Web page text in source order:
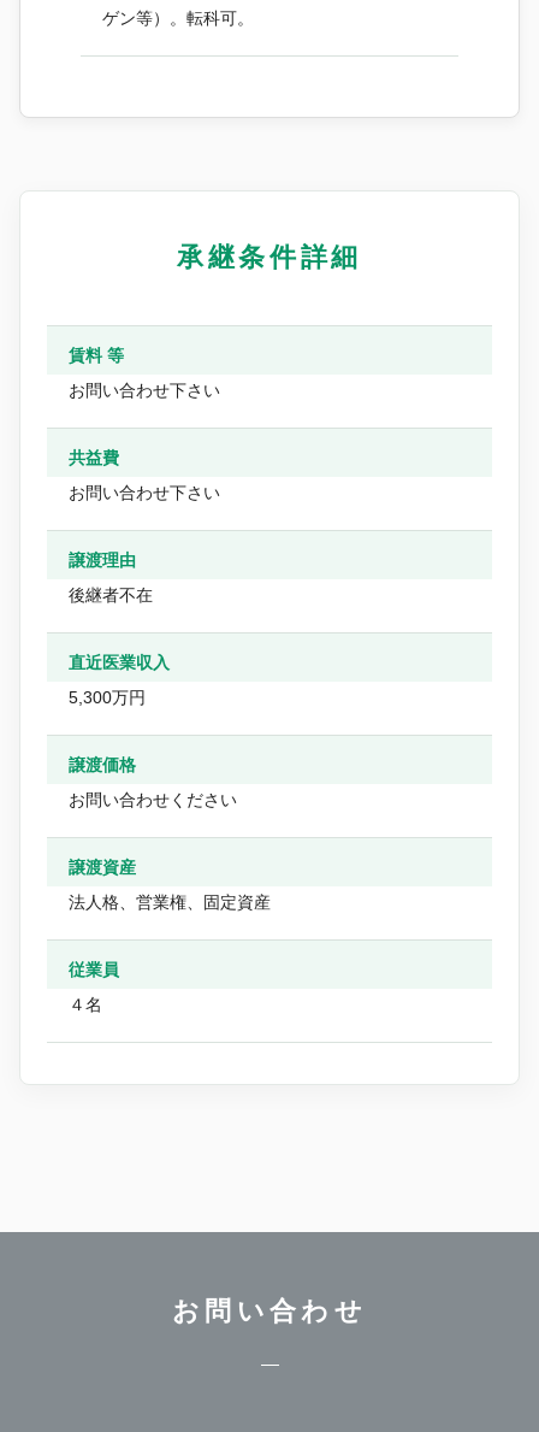
ゲン等）。転科可。
承継条件詳細
賃料 等
お問い合わせ下さい
共益費
お問い合わせ下さい
譲渡理由
後継者不在
直近医業収入
5,300万円
譲渡価格
お問い合わせください
譲渡資産
法人格、営業権、固定資産
従業員
４名
お問い合わせ